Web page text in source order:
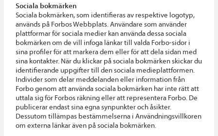
Sociala bokmärken
Sociala bokmärken, som identifieras av respektive logotyp,
används på Forbos Webbplats. Användare som använder
plattformar för sociala medier kan använda dessa sociala
bokmärken om de vill infoga länkar till valda Forbo-sidor i
sina profiler för att markera dem eller för att dela sidan med
sina kontakter. När du klickar på sociala bokmärken skickar du
identifierande uppgifter till den sociala medieplattformen.
Individer som delar meddelanden eller information från
Forbo genom att använda sociala bokmärken har inte rätt att
uttala sig för Forbos räkning eller att representera Forbo. De
publicerar endast sina egna synpunkter och åsikter.
Dessutom tillämpas bestämmelserna i Användningsvillkoren
om externa länkar även på sociala bokmärken.